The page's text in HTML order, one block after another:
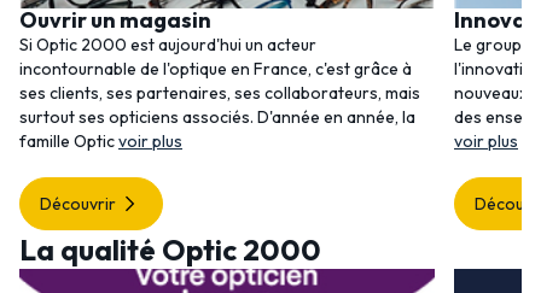
Ouvrir un magasin
Si Optic 2000 est aujourd'hui un acteur
incontournable de l'optique en France, c'est grâce à
ses clients, ses partenaires, ses collaborateurs, mais
surtout ses opticiens associés. D'année en année, la
famille Opticvoir plus
Découvrir
Le
nouveaux
des
voir plus
La qualité Optic 2000